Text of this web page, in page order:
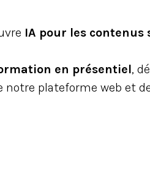
IA pour les contenus
en présentiel,
notre plateforme web et